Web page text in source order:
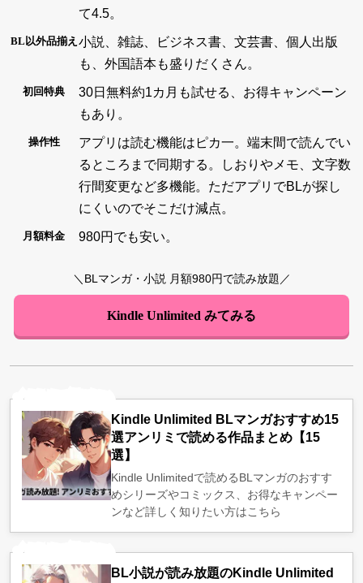
て4.5。
BL以外品揃え 小説、雑誌、ビジネス書、文芸書、個人出版
も、外国語本も盛りだくさん。
初回特典
30日無料約1カ月も試せる、お得キャンペーン
もあり。
操作性
アプリは読む機能はピカ一。端末間で読んでい
るところまで同期する。しおりやメモ、文字数
行間変更など多機能。ただアプリでBLが探し
にくいのでそこだけ減点。
月額料金 980円でも安い。
＼BLマンガ・小説 月額980円で読み放題／
Kindle Unlimited みてみる
Kindle Unlimited BLマンガおすすめ15
選アンリミで読める作品まとめ【15
選】
Kindle Unlimitedで読めるBLマンガのおすす
めシリーズやコミックス、お得なキャンペー
ンなど詳しく知りたい方はこちら
BL小説が読み放題のKindle Unlimited